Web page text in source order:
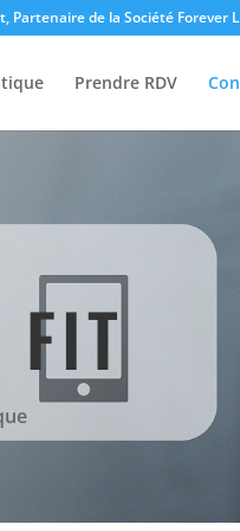
de la Société Forever
Prendre RDV
FIT